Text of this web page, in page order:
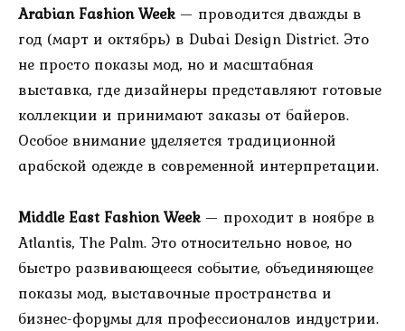
Arabian Fashion Week — проводится дважды в
год (март и октябрь) в Dubai Design District. Это
не просто показы мод, но и масштабная
выставка, где дизайнеры представляют готовые
коллекции и принимают заказы от байеров.
Особое внимание уделяется традиционной
арабской одежде в современной интерпретации.
Middle East Fashion Week — проходит в ноябре в
Atlantis, The Palm. Это относительно новое, но
быстро развивающееся событие, объединяющее
показы мод, выставочные пространства и
бизнес-форумы для профессионалов индустрии.